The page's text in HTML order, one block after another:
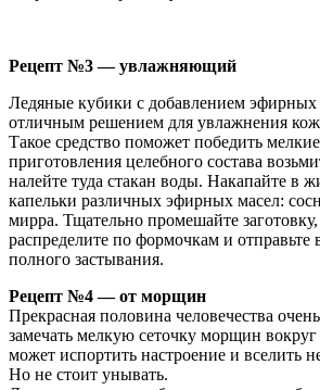
Рецепт №3 — увлажняющий
Ледяные кубики с добавлением эфирных
отличным решением для увлажнения
Такое средство поможет победить
приготовления целебного состава
налейте туда стакан воды. Накапайте в
капельки различных эфирных масел:
мирра. Тщательно промешайте заготовку,
распределите по формочкам и отправьте
полного застывания.
Рецепт №4 — от морщин
Прекрасная половина человечества
замечать мелкую сеточку морщин вокруг
может испортить настроение и вселить
Но не стоит унывать.